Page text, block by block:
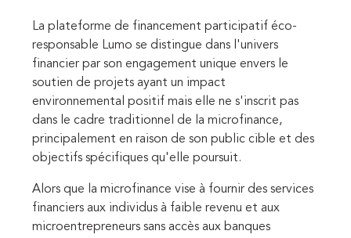
La plateforme de financement participatif éco-
responsable Lumo se distingue dans l'univers
financier par son engagement unique envers le
soutien de projets ayant un impact
environnemental positif mais elle ne s'inscrit pas
dans le cadre traditionnel de la microfinance,
principalement en raison de son public cible et des
objectifs spécifiques qu'elle poursuit.
Alors que la microfinance vise à fournir des services
financiers aux individus à faible revenu et aux
microentrepreneurs sans accès aux banques